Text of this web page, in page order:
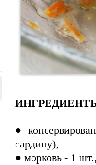
●
сардину),
● морковь - 1